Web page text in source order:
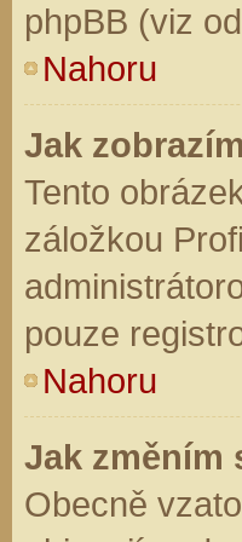
phpBB (viz
Nahoru
Jak
Tento
záložkou
pouze
Nahoru
Jak změním
Obecně